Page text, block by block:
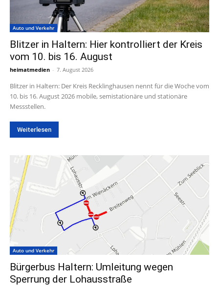
Auto und Verkehr
Blitzer in Haltern: Hier kontrolliert der Kreis
vom 10. bis 16. August
heimatmedien - 7. August 2026
Blitzer in Haltern: Der Kreis Recklinghausen nennt für die Woche vom
10. bis 16. August 2026 mobile, semistationäre und stationäre
Messstellen.
Weiterlesen
Auto und Verkehr
Bürgerbus Haltern: Umleitung wegen
Sperrung der Lohausstraße